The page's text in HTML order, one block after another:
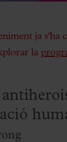
ja s'ha
la